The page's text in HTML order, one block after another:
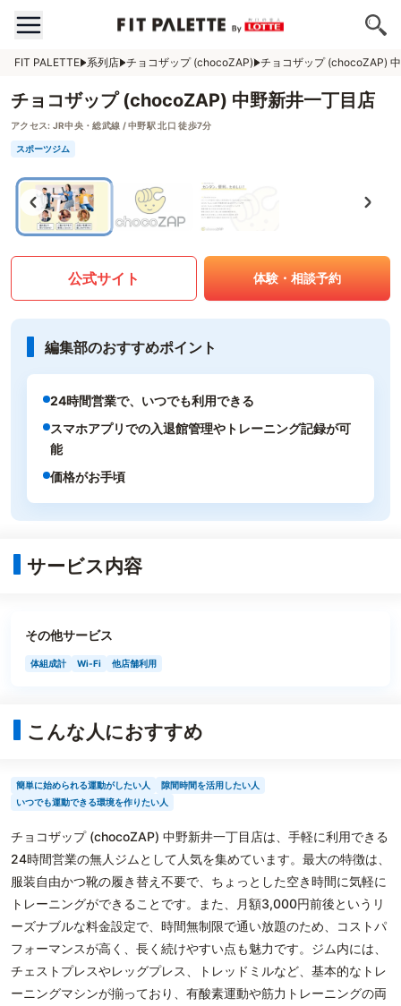
FIT PALETTE 系列店 チョコザップ (chocoZAP) チョコザップ (chocoZAP)
チョコザップ (chocoZAP) 中野新井一丁目店
アクセス: JR中央・総武線 / 中野駅 北口 徒歩7分
スポーツジム
公式サイト 体験・相談予約
編集部のおすすめポイント
24時間営業で、いつでも利用できる
スマホアプリでの入退館管理やトレーニング記録が可
能
価格がお手頃
サービス内容
その他サービス
体組成計 Wi-Fi 他店舗利用
こんな人におすすめ
簡単に始められる運動がしたい人
隙間時間を活用したい人
いつでも運動できる環境を作りたい人
チョコザップ (chocoZAP) 中野新井一丁目店は、手軽に利用できる
24時間営業の無人ジムとして人気を集めています。最大の特徴は、
服装自由かつ靴の履き替え不要で、ちょっとした空き時間に気軽に
トレーニングができることです。また、月額3,000円前後というリ
ーズナブルな料金設定で、時間無制限で通い放題のため、コストパ
フォーマンスが高く、長く続けやすい点も魅力です。ジム内には、
チェストプレスやレッグプレス、トレッドミルなど、基本的なトレ
ーニングマシンが揃っており、有酸素運動や筋力トレーニングの両